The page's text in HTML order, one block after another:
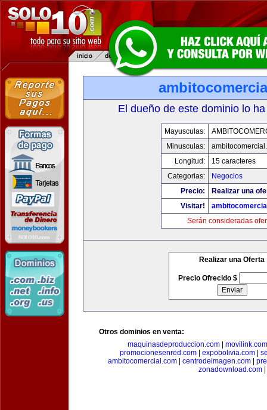
El dueño de este dominio lo
Mayusculas:
Minusculas:
Longitud:
15 caracteres
Categorias:
Negocios
Precio:
Realizar una
Visitar!
Serán consideradas
Realizar una Oferta
Precio Ofrecido $
Otros dominios en venta:
maquinasdeproduccion.com
movilink.com
promocionesenred.com| expobolivia.com|
ambitocomercial.com| centrodeimagen.com|
zonadownload.com|